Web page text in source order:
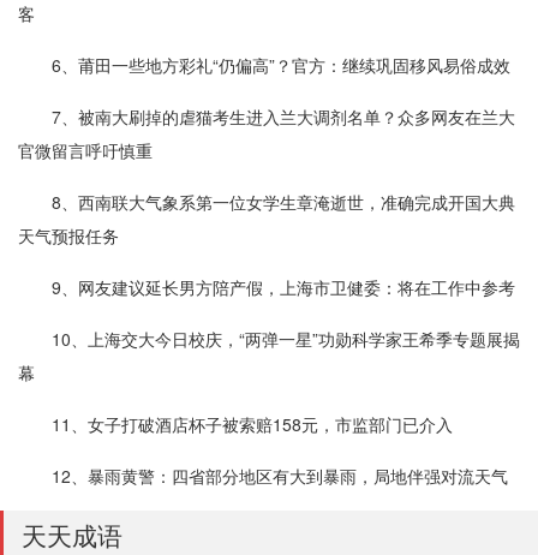
客
6、莆田一些地方彩礼“仍偏高”？官方：继续巩固移风易俗成效
7、被南大刷掉的虐猫考生进入兰大调剂名单？众多网友在兰大
官微留言呼吁慎重
8、西南联大气象系第一位女学生章淹逝世，准确完成开国大典
天气预报任务
9、网友建议延长男方陪产假，上海市卫健委：将在工作中参考
10、上海交大今日校庆，“两弹一星”功勋科学家王希季专题展揭
幕
11、女子打破酒店杯子被索赔158元，市监部门已介入
12、暴雨黄警：四省部分地区有大到暴雨，局地伴强对流天气
天天成语